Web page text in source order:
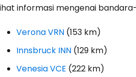
informasi mengenai
Verona VRN (153 km)
Innsbruck INN (129 km)
Venesia VCE (222 km)